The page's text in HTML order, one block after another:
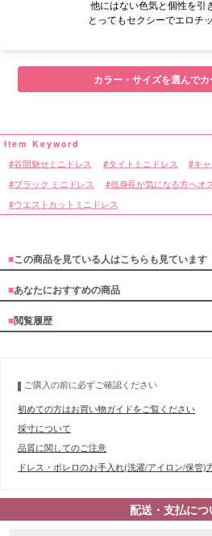
他にはない色気と個性を引
とってもセクシーでエロチ
カラー・サイズを選んで
谷間魅せミニドレス タイトミニドレス キ
ブラック ミニドレス 低身長が気になる方へオ
ウエストカットミニドレス
■この商品を見ている人はこちらも見ています
■あなたにおすすめの商品
■閲覧履歴
ご購入の前に必ずご確認ください
初めての方はお買い物ガイドをご覧ください
採寸について
品質に関してのご注意
ドレス・ボレロのお手入れ(洗濯/アイロン/保管)
配送・支払につ